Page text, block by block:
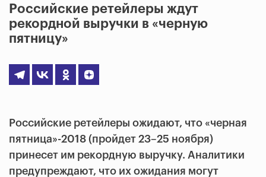
Российские ретейлеры ждут
рекордной выручки в «черную
пятницу»
Российские ретейлеры ожидают, что «черная
пятница»-2018 (пройдет 23–25 ноября)
принесет им рекордную выручку. Аналитики
предупреждают, что их ожидания могут